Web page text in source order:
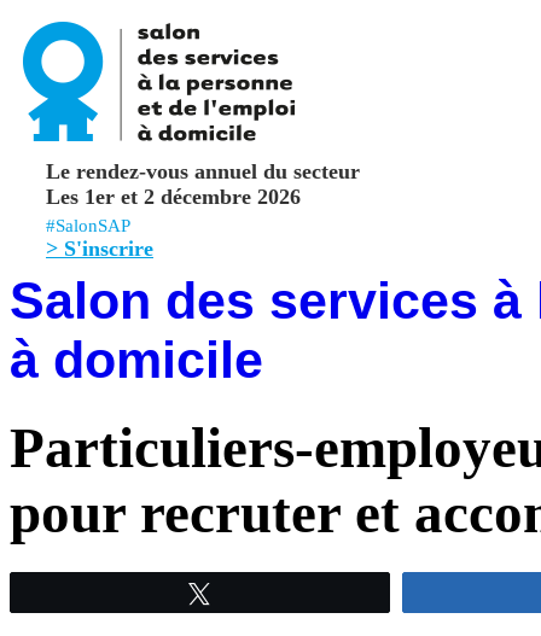
Le rendez-vous annuel du secteur
Les 1er et 2 décembre 2026
#SalonSAP
> S'inscrire
Salon des services
à domicile
Particuliers-
pour recruter et